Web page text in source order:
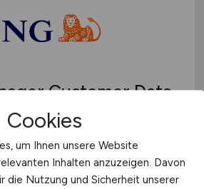
Customer Data
Cookies
um Ihnen unsere Website
Inhalten anzuzeigen. Davon
die Nutzung und Sicherheit unserer